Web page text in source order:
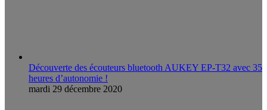
Découverte des écouteurs bluetooth AUKEY EP-T32 avec 35
heures d’autonomie !
mardi 29 décembre 2020